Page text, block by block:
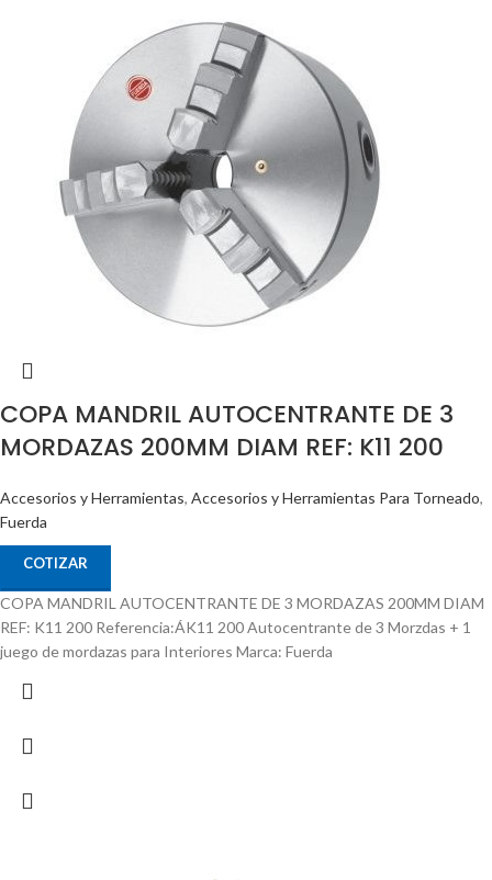
COPA MANDRIL AUTOCENTRANTE DE 3
MORDAZAS 200MM DIAM REF: K11 200
Accesorios y Herramientas, Accesorios y Herramientas Para Torneado,
Fuerda
COTIZAR
COPA MANDRIL AUTOCENTRANTE DE 3 MORDAZAS 200MM DIAM
REF: K11 200 Referencia:ÁK11 200 Autocentrante de 3 Morzdas + 1
juego de mordazas para Interiores Marca: Fuerda